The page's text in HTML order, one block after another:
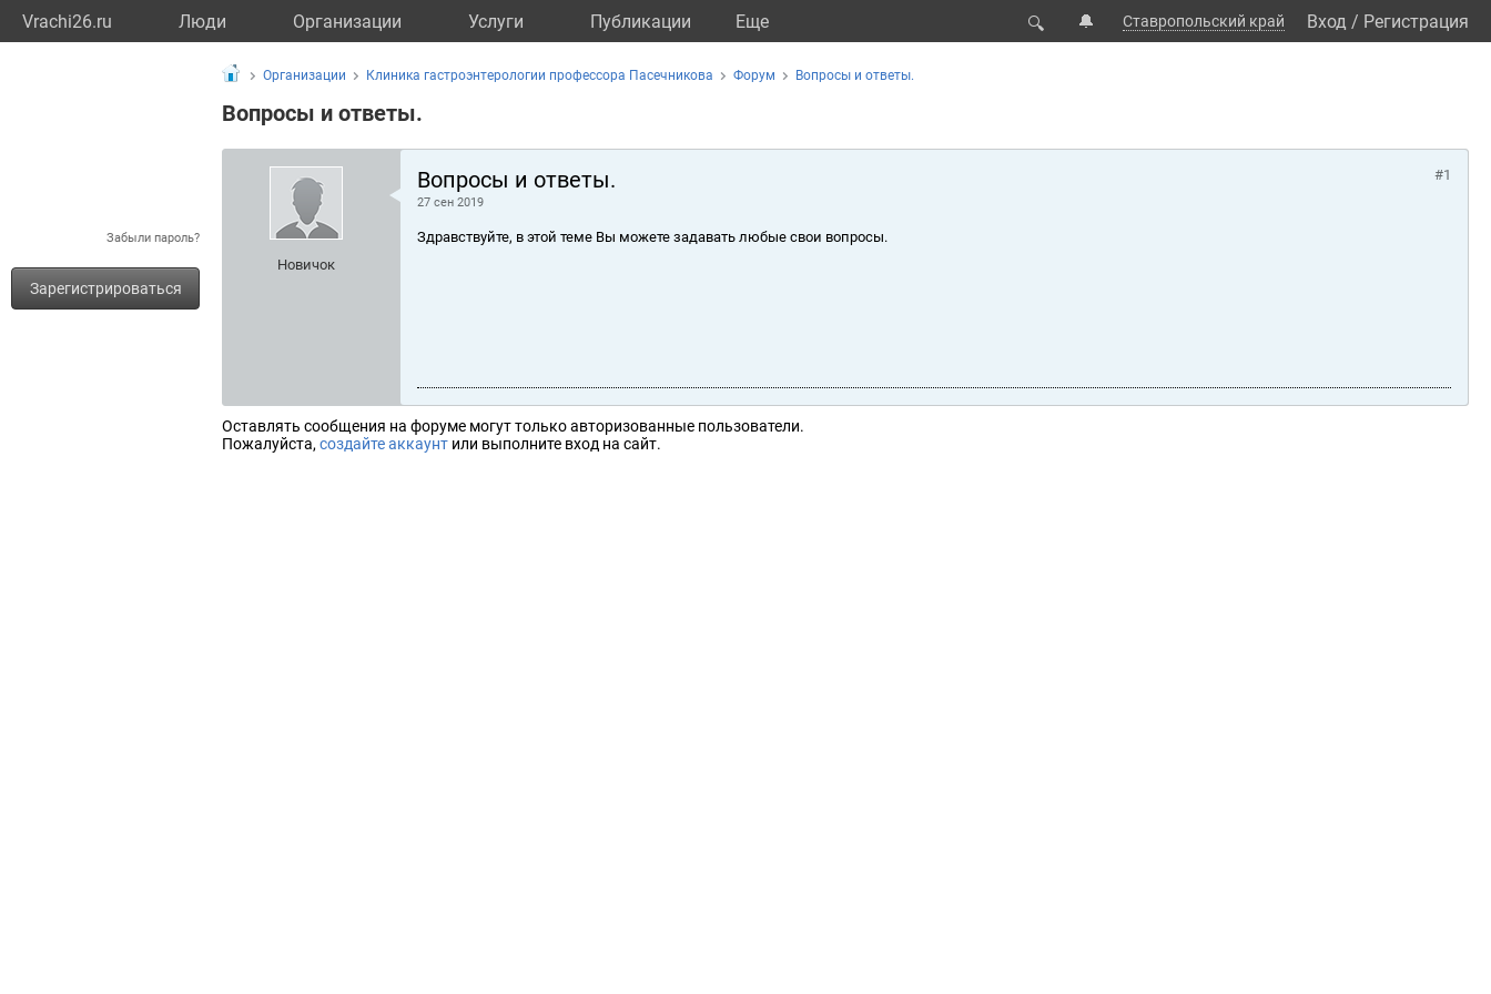
Vrachi26.ru Люди Организации Услуги Публикации Eще 🔍 🔔 Ставропольский край Вход / Регистрация
Забыли пароль?
Зарегистрироваться
Организации Клиника гастроэнтерологии профессора Пасечникова Форум Вопросы и ответы.
Вопросы и ответы.
Новичок
Вопросы и ответы.
27 сен 2019
#1
Здравствуйте, в этой теме Вы можете задавать любые свои вопросы.
Оставлять сообщения на форуме могут только авторизованные пользователи.
Пожалуйста, создайте аккаунт или выполните вход на сайт.